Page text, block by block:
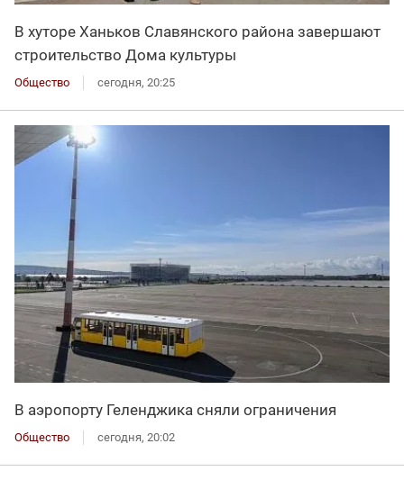
В хуторе Ханьков Славянского района завершают
строительство Дома культуры
Общество сегодня, 20:25
В аэропорту Геленджика сняли ограничения
Общество сегодня, 20:02